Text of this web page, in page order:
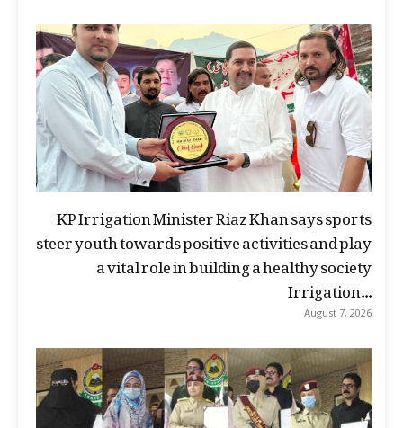
KP Irrigation Minister Riaz Khan says sports
steer youth towards positive activities and play
a vital role in building a healthy society
Irrigation...
August 7, 2026